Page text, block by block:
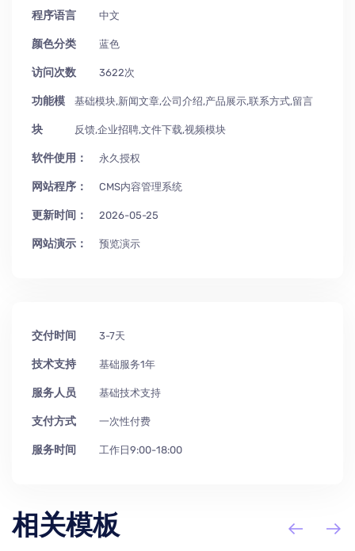
程序语言 中文
颜色分类 蓝色
访问次数 3622次
功能模
块
基础模块,新闻文章,公司介绍,产品展示,联系方式,留言
反馈,企业招聘,文件下载,视频模块
软件使用： 永久授权
网站程序： CMS内容管理系统
更新时间： 2026-05-25
网站演示： 预览演示
交付时间 3-7天
技术支持 基础服务1年
服务人员 基础技术支持
支付方式 一次性付费
服务时间 工作日9:00-18:00
相关模板